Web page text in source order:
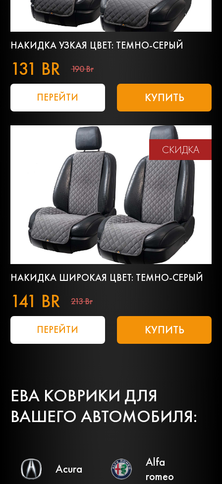
НАКИДКА УЗКАЯ ЦВЕТ: ТЕМНО-СЕРЫЙ
131 BR 190 Br
ПЕРЕЙТИ КУПИТЬ
СКИДКА
НАКИДКА ШИРОКАЯ ЦВЕТ: ТЕМНО-СЕРЫЙ
141 BR 213 Br
ПЕРЕЙТИ КУПИТЬ
ЕВА КОВРИКИ ДЛЯ
ВАШЕГО АВТОМОБИЛЯ:
Acura
Alfa
romeo